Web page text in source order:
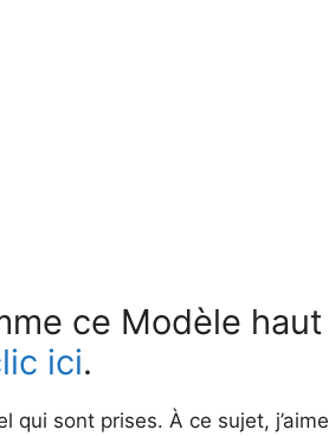
ce Modèle haut
ici.
qui sont prises. À ce sujet, j’aime